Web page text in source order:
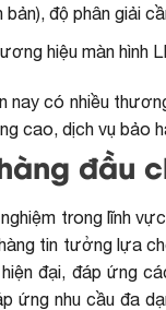
bản), độ phân giải
hiệu màn hình
nay có nhiều
cao, dịch vụ bảo
đầu
trong lĩnh
tin tưởng lựa
đại, đáp ứng
ứng nhu cầu đa